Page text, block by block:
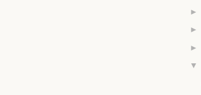
►
►
►
▼